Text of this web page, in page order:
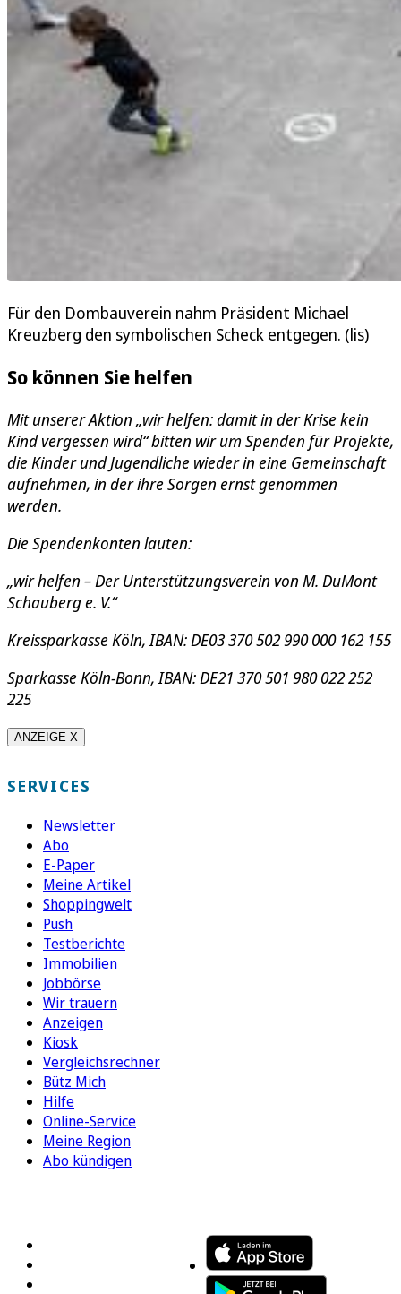
Für den Dombauverein nahm Präsident Michael
Kreuzberg den symbolischen Scheck entgegen. (lis)
So können Sie helfen
Mit unserer Aktion „wir helfen: damit in der Krise kein
Kind vergessen wird“ bitten wir um Spenden für Projekte,
die Kinder und Jugendliche wieder in eine Gemeinschaft
aufnehmen, in der ihre Sorgen ernst genommen
werden.
Die Spendenkonten lauten:
„wir helfen – Der Unterstützungsverein von M. DuMont
Schauberg e. V.“
Kreissparkasse Köln, IBAN: DE03 370 502 990 000 162 155
Sparkasse Köln-Bonn, IBAN: DE21 370 501 980 022 252
225
ANZEIGE X
SERVICES
Newsletter
Abo
E-Paper
Meine Artikel
Shoppingwelt
Push
Testberichte
Immobilien
Jobbörse
Wir trauern
Anzeigen
Kiosk
Vergleichsrechner
Bütz Mich
Hilfe
Online-Service
Meine Region
Abo kündigen